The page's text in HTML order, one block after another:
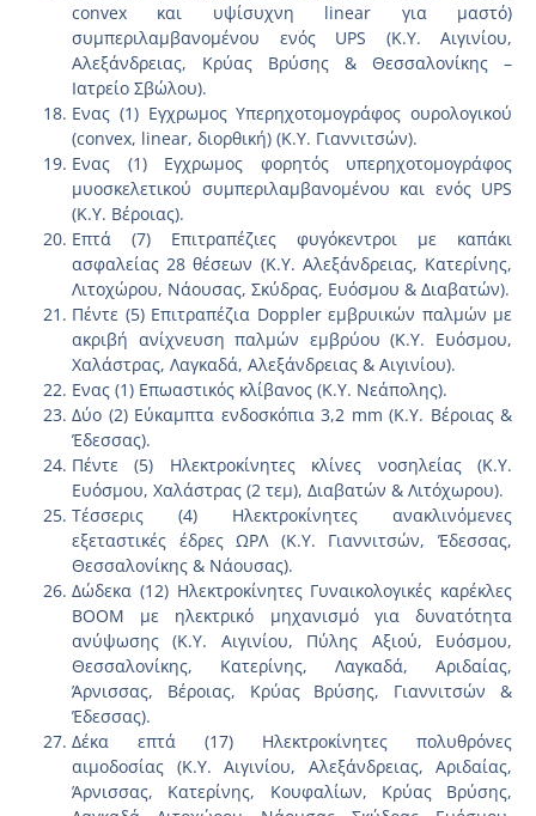
convex και υψίσυχνη linear για μαστό)
συμπεριλαμβανομένου ενός UPS (Κ.Υ. Αιγινίου,
Αλεξάνδρειας, Κρύας Βρύσης & Θεσσαλονίκης –
Ιατρείο Σβώλου).
Ενας (1) Εγχρωμος Υπερηχοτομογράφος ουρολογικού
(convex, linear, διορθική) (Κ.Υ. Γιαννιτσών).
Ενας (1) Εγχρωμος φορητός υπερηχοτομογράφος
μυοσκελετικού συμπεριλαμβανομένου και ενός UPS
(Κ.Υ. Βέροιας).
Επτά (7) Επιτραπέζιες φυγόκεντροι με καπάκι
ασφαλείας 28 θέσεων (Κ.Υ. Αλεξάνδρειας, Κατερίνης,
Λιτοχώρου, Νάουσας, Σκύδρας, Ευόσμου & Διαβατών).
Πέντε (5) Επιτραπέζια Doppler εμβρυικών παλμών με
ακριβή ανίχνευση παλμών εμβρύου (Κ.Υ. Ευόσμου,
Χαλάστρας, Λαγκαδά, Αλεξάνδρειας & Αιγινίου).
Ενας (1) Επωαστικός κλίβανος (Κ.Υ. Νεάπολης).
Δύο (2) Εύκαμπτα ενδοσκόπια 3,2 mm (Κ.Υ. Βέροιας &
Έδεσσας).
Πέντε (5) Ηλεκτροκίνητες κλίνες νοσηλείας (Κ.Υ.
Ευόσμου, Χαλάστρας (2 τεμ), Διαβατών & Λιτόχωρου).
Τέσσερις (4) Ηλεκτροκίνητες ανακλινόμενες
εξεταστικές έδρες ΩΡΛ (Κ.Υ. Γιαννιτσών, Έδεσσας,
Θεσσαλονίκης & Νάουσας).
Δώδεκα (12) Ηλεκτροκίνητες Γυναικολογικές καρέκλες
BOOM με ηλεκτρικό μηχανισμό για δυνατότητα
ανύψωσης (Κ.Υ. Αιγινίου, Πύλης Αξιού, Ευόσμου,
Θεσσαλονίκης, Κατερίνης, Λαγκαδά, Αριδαίας,
Άρνισσας, Βέροιας, Κρύας Βρύσης, Γιαννιτσών &
Έδεσσας).
Δέκα επτά (17) Ηλεκτροκίνητες πολυθρόνες
αιμοδοσίας (Κ.Υ. Αιγινίου, Αλεξάνδρειας, Αριδαίας,
Άρνισσας, Κατερίνης, Κουφαλίων, Κρύας Βρύσης,